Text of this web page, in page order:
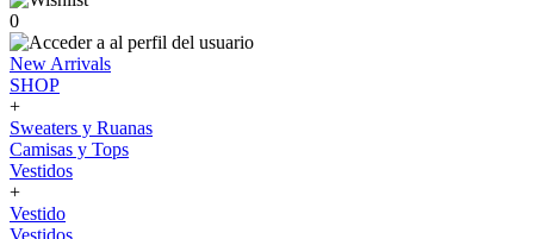
0
New Arrivals
SHOP
+
Sweaters y Ruanas
Camisas y Tops
Vestidos
+
Vestido
Vestidos